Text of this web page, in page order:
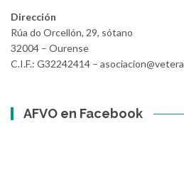
Dirección
Rúa do Orcellón, 29, sótano
32004 – Ourense
C.I.F.: G32242414 –
AFVO en Facebook